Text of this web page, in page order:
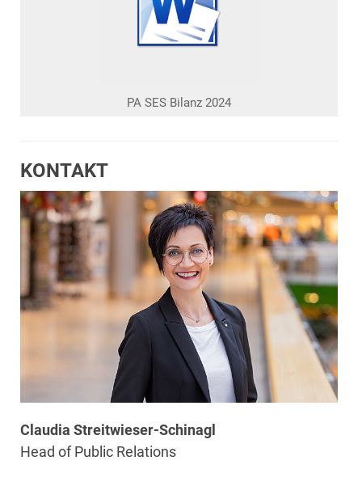
PA SES Bilanz 2024
KONTAKT
Claudia Streitwieser-Schinagl
Head of Public Relations